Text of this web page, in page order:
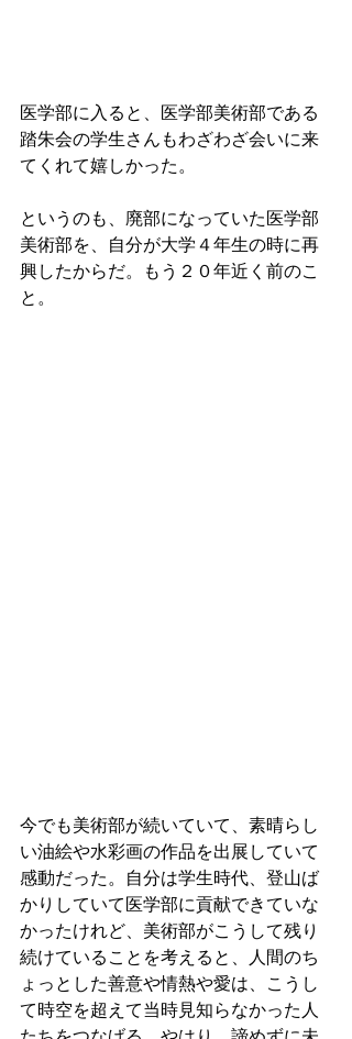
医学部に入ると、医学部美術部である
踏朱会の学生さんもわざわざ会いに来
てくれて嬉しかった。
というのも、廃部になっていた医学部
美術部を、自分が大学４年生の時に再
興したからだ。もう２０年近く前のこ
と。
今でも美術部が続いていて、素晴らし
い油絵や水彩画の作品を出展していて
感動だった。自分は学生時代、登山ば
かりしていて医学部に貢献できていな
かったけれど、美術部がこうして残り
続けていることを考えると、人間のち
ょっとした善意や情熱や愛は、こうし
て時空を超えて当時見知らなかった人